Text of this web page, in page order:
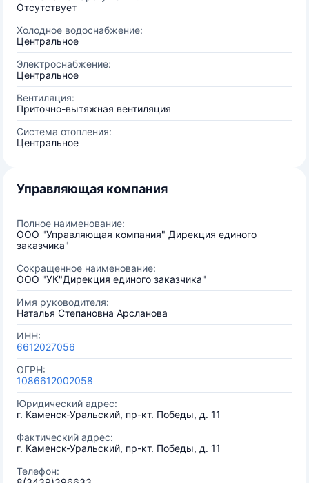
Отсутствует
Холодное водоснабжение:
Центральное
Электроснабжение:
Центральное
Вентиляция:
Приточно-вытяжная вентиляция
Система отопления:
Центральное
Управляющая компания
Полное наименование:
ООО "Управляющая компания" Дирекция единого
заказчика"
Сокращенное наименование:
ООО "УК"Дирекция единого заказчика"
Имя руководителя:
Наталья Степановна Арсланова
ИНН:
6612027056
ОГРН:
1086612002058
Юридический адрес:
г. Каменск-Уральский, пр-кт. Победы, д. 11
Фактический адрес:
г. Каменск-Уральский, пр-кт. Победы, д. 11
Телефон: